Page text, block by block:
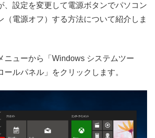
、設定を変更して電源ボタンでパソコン
（電源オフ）する方法について紹介しま
ニューから「Windows システムツー
ルパネル」をクリックします。